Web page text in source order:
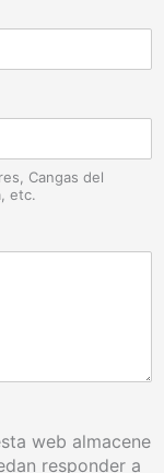
Cangas del
etc.
web almacene
responder a